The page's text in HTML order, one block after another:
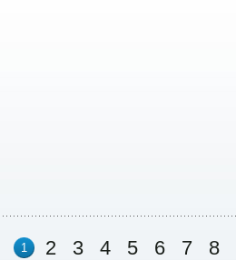
1 2 3 4 5 6 7 8